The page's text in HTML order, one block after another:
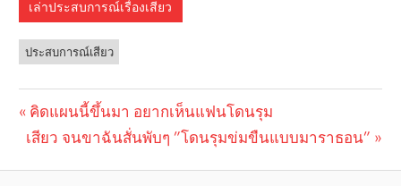
เล่าประสบการณ์เรื่องเสียว
ประสบการณ์เสียว
Post
navigation
Previous
Post:
คิดแผนนี้ขึ้นมา อยากเห็นแฟนโดนรุม
Next
เสียว จนขาฉันสั่นพับๆ ”โดนรุมข่มขืนแบบมาราธอน”